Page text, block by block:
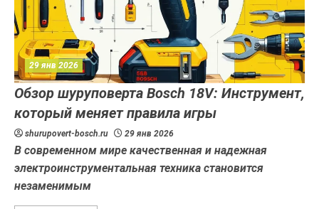
29 янв 2026
Обзор шуруповерта Bosch 18V: Инструмент,
который меняет правила игры
shurupovert-bosch.ru 29 янв 2026
В современном мире качественная и надежная
электроинструментальная техника становится
незаменимым